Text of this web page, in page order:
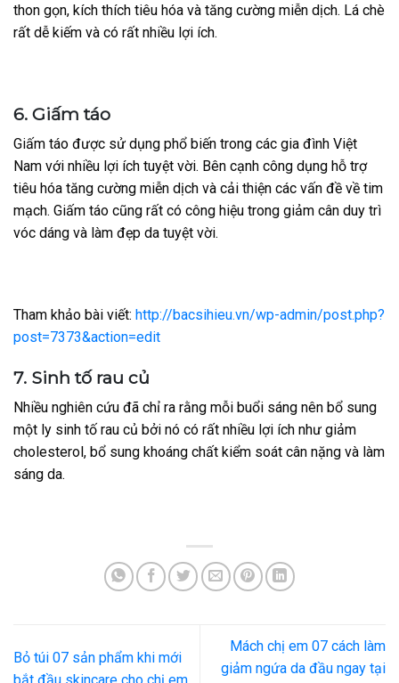
thon gọn, kích thích tiêu hóa và tăng cường miễn dịch. Lá chè
rất dễ kiếm và có rất nhiều lợi ích.
6. Giấm táo
Giấm táo được sử dụng phổ biến trong các gia đình Việt
Nam với nhiều lợi ích tuyệt vời. Bên cạnh công dụng hỗ trợ
tiêu hóa tăng cường miễn dịch và cải thiện các vấn đề về tim
mạch. Giấm táo cũng rất có công hiệu trong giảm cân duy trì
vóc dáng và làm đẹp da tuyệt vời.
Tham khảo bài viết: http://bacsihieu.vn/wp-admin/post.php?
post=7373&action=edit
7. Sinh tố rau củ
Nhiều nghiên cứu đã chỉ ra rằng mỗi buổi sáng nên bổ sung
một ly sinh tố rau củ bởi nó có rất nhiều lợi ích như giảm
cholesterol, bổ sung khoáng chất kiểm soát cân nặng và làm
sáng da.
Bỏ túi 07 sản phẩm khi mới
bắt đầu skincare cho chị em
Mách chị em 07 cách làm
giảm ngứa da đầu ngay tại